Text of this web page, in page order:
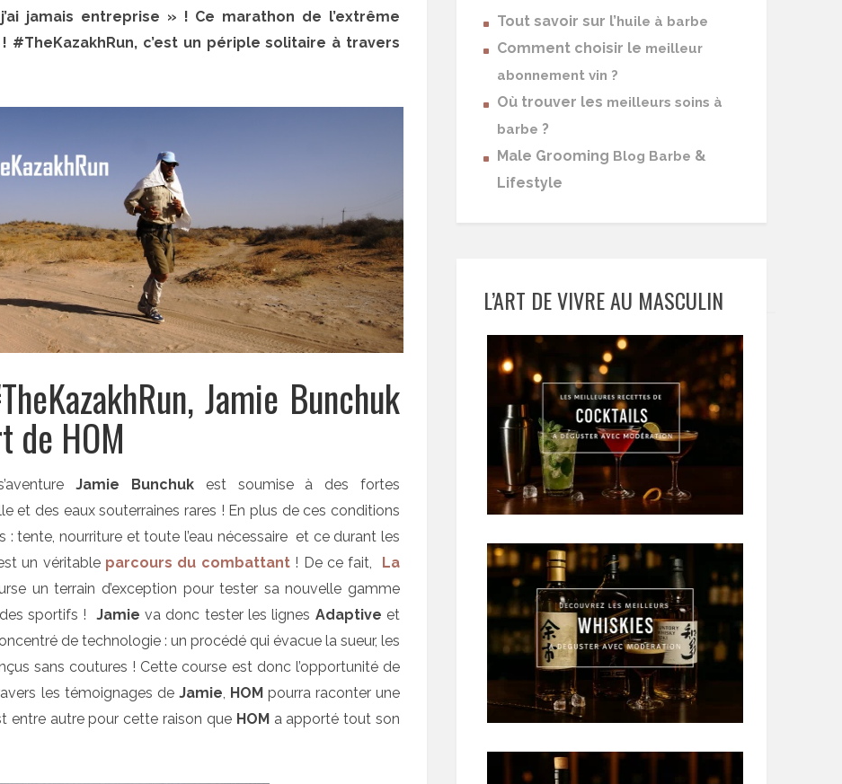
jamais entreprise » ! Ce marathon de l’extrême
#TheKazakhRun, c’est un périple solitaire à travers
Jamie Bunchuk
de HOM
Jamie Bunchukest soumise à des fortes
et des eaux souterraines rares ! En plus de ces conditions
: tente, nourriture et toute l’eau nécessaire et ce durant les
un véritable parcours du combattant! De ce fait, La
un terrain d’exception pour tester sa nouvelle gamme
sportifs ! Jamie va donc tester les lignes Adaptive et
de technologie : un procédé qui évacue la sueur, les
sans coutures ! Cette course est donc l’opportunité de
les témoignages de Jamie, HOMpourra raconter une
entre autre pour cette raison que HOMa apporté tout son
Tout savoir sur l’ huile à barbe
Comment choisir le meilleur
abonnement vin ?
Où trouver les meilleurs soins à
barbe ?
Male Grooming Blog Barbe &
Lifestyle
L’ART DE VIVRE AU MASCULIN